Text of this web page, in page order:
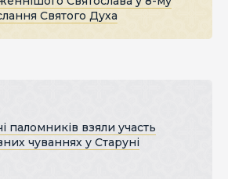
Святого Духа
паломників взяли участь
чуваннях у Старуні